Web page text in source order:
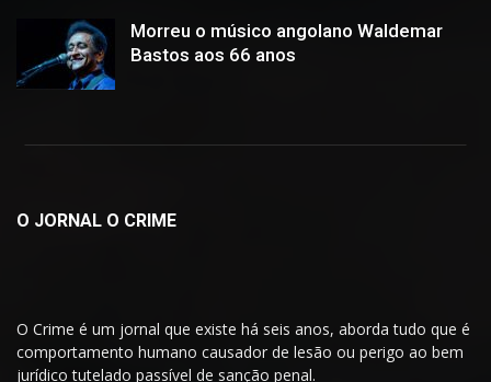
Morreu o músico angolano Waldemar
Bastos aos 66 anos
O JORNAL O CRIME
O Crime é um jornal que existe há seis anos, aborda tudo que é
comportamento humano causador de lesão ou perigo ao bem
jurídico tutelado passível de sanção penal.